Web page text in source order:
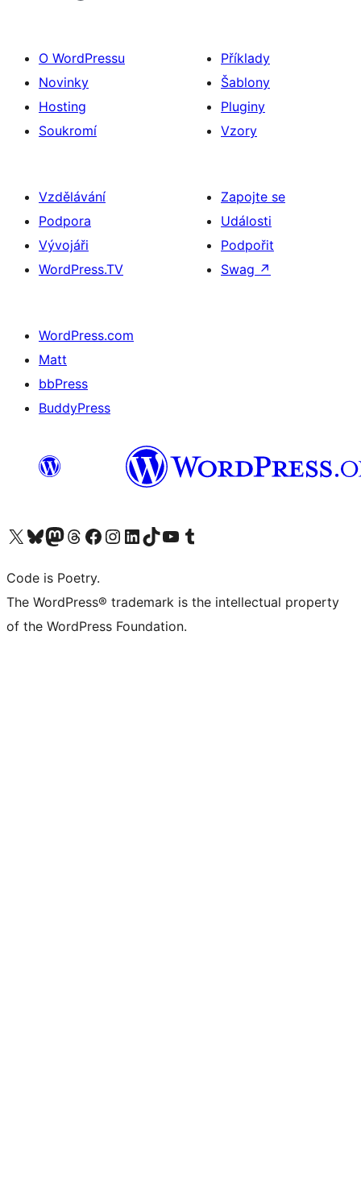
O WordPressu
Novinky
Hosting
Soukromí
Příklady
Šablony
Pluginy
Vzory
Vzdělávání
Podpora
Vývojáři
WordPress.TV
Zapojte se
Události
Podpořit
Swag ↗
WordPress.com
Matt
bbPress
BuddyPress
Navštivte náš účet na X (dříve Twitter)
Navštivte náš Bluesky účetNavštivte náš účet Mastodon
Navštivte náš Threads účetNavštivte naši stránku na Facebooku
Navštivte náš Instagram účetNavštivte náš LinkedIn účetNavštivte náš TikTok účetNavštivte náš YouTube kanálNavštivte náš Tumblr účet
Code is Poetry.
The WordPress® trademark is the intellectual property
of the WordPress Foundation.